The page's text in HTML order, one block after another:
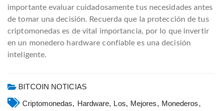
importante evaluar cuidadosamente tus necesidades antes
de tomar una decisión. Recuerda que la protección de tus
criptomonedas es de vital importancia, por lo que invertir
en un monedero hardware confiable es una decisión
inteligente.
BITCOIN NOTICIAS
Criptomonedas, Hardware, Los, Mejores, Monederos,